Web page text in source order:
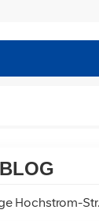
die optimale Lösung für Ihren Elektrofahrzeug-Strombedarf?